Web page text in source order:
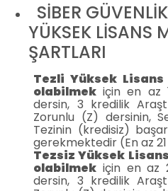
SİBER
YÜKSEK LİSANS
ŞARTLARI
Tezli Yüksek Lisans
olabilmek için en az
dersin, 3 kredilik
Zorunlu (Z) dersinin,
Tezinin (kredisiz)
gerekmektedir (En az 21
Tezsiz Yüksek
olabilmek için en az
dersin, 3 kredilik